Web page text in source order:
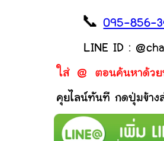
📞095-856-
LINE ID :
ใส่ @ ตอนค้นหาด้ว
คุยไลน์ทันที กดปุ่มข้าง